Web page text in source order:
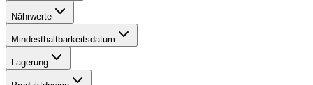
Nährwerte
Mindesthaltbarkeitsdatum
Lagerung